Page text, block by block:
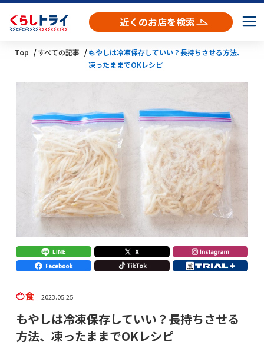
近くのお店を検索
Top すべての記事
もやしは冷凍保存していい？長持ちさせる方法、
凍ったままでOKレシピ
食 2023.05.25
もやしは冷凍保存していい？長持ちさせる
方法、凍ったままでOKレシピ